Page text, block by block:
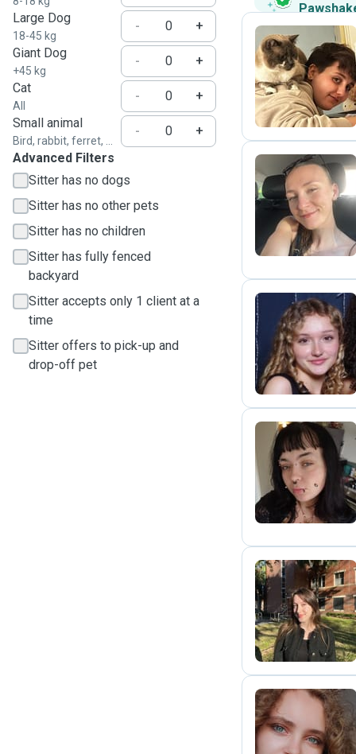
Large Dog
18-45 kg
-
+
Giant Dog
+45 kg
-
+
Cat
All
-
+
Small animal
Bird, rabbit, ferret, ...
-
+
Advanced Filters
Sitter has no dogs
Sitter has no other pets
Sitter has no children
Sitter has fully fenced
backyard
Sitter accepts only 1 client at a
time
Sitter offers to pick-up and
drop-off pet
M
A
L
É
E
C